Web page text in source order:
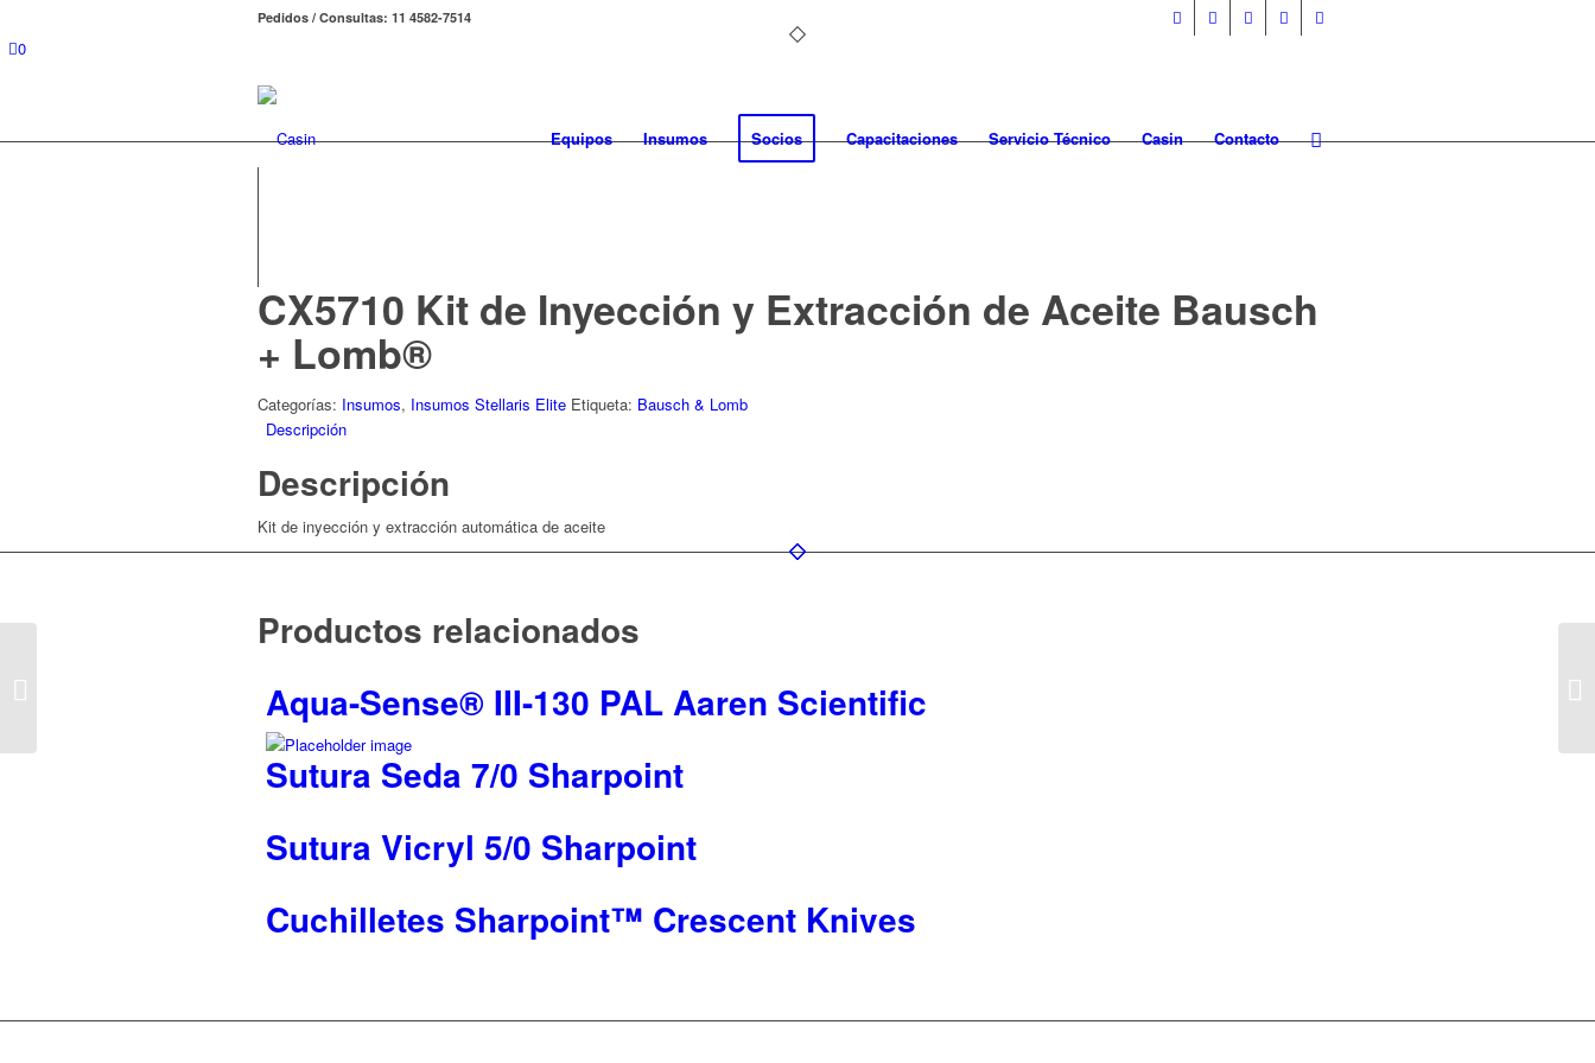
Pedidos / Consultas: 11 4582-7514
0
Equipos Insumos Socios Capacitaciones Servicio Técnico Casin Contacto
CX5710 Kit de Inyección y Extracción de Aceite Bausch
+ Lomb®
Categorías: Insumos, Insumos Stellaris Elite Etiqueta: Bausch & Lomb
Descripción
Descripción
Kit de inyección y extracción automática de aceite
Productos relacionados
Aqua-Sense® III-130 PAL Aaren Scientific
Sutura Seda 7/0 Sharpoint
Sutura Vicryl 5/0 Sharpoint
Cuchilletes Sharpoint™ Crescent Knives